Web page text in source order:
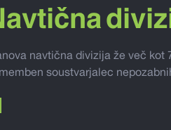
navtična divizija že več kot
soustvarjalec